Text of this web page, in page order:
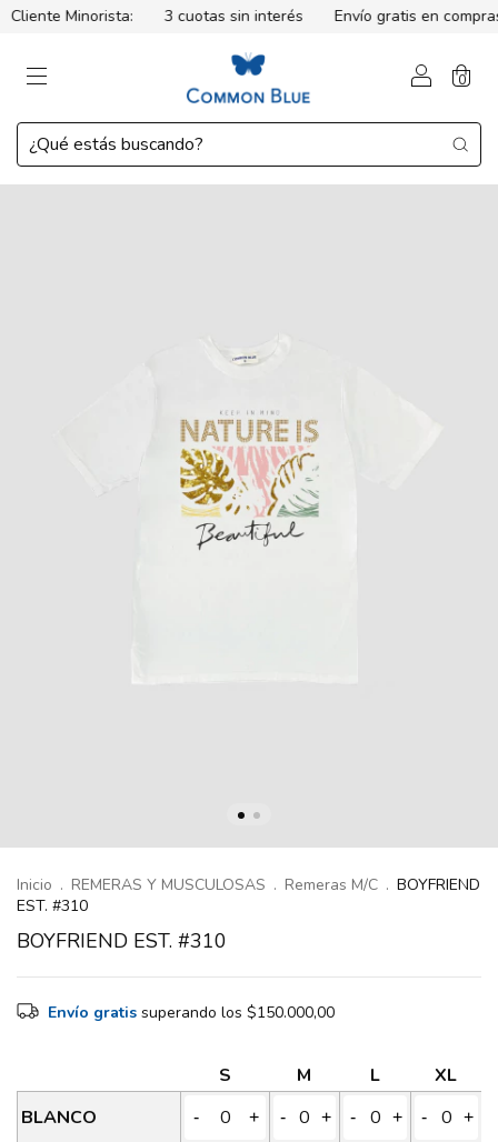
Minorista: 3 cuotas sin interés Envío gratis en
0
Inicio . REMERAS Y MUSCULOSAS . Remeras M/C . BOYFRIEND
EST. #310
BOYFRIEND EST. #310
Envío gratis superando los $150.000,00
S M L
XL
BLANCO
- + - + - + - +